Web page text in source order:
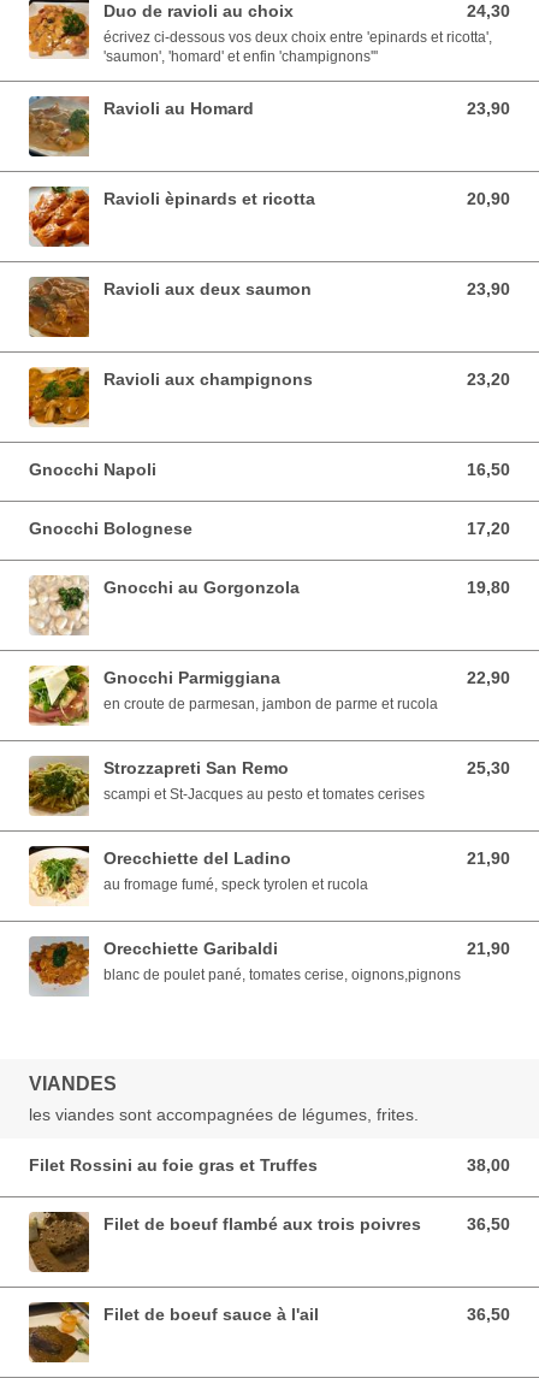
Duo de ravioli au choix 24,30
24,30 EUR
écrivez ci-dessous vos deux choix entre 'epinards et ricotta',
'saumon', 'homard' et enfin 'champignons'''
Ravioli au Homard 23,90
23,90 EUR
Ravioli èpinards et ricotta 20,90
20,90 EUR
Ravioli aux deux saumon 23,90
23,90 EUR
Ravioli aux champignons 23,20
23,20 EUR
Gnocchi Napoli 16,50
16,50 EUR
Gnocchi Bolognese 17,20
17,20 EUR
Gnocchi au Gorgonzola 19,80
19,80 EUR
Gnocchi Parmiggiana 22,90
22,90 EUR
en croute de parmesan, jambon de parme et rucola
Strozzapreti San Remo 25,30
25,30 EUR
scampi et St-Jacques au pesto et tomates cerises
Orecchiette del Ladino 21,90
21,90 EUR
au fromage fumé, speck tyrolen et rucola
Orecchiette Garibaldi 21,90
21,90 EUR
blanc de poulet pané, tomates cerise, oignons,pignons
VIANDES
les viandes sont accompagnées de légumes, frites.
Filet Rossini au foie gras et Truffes 38,00
38,00 EUR
Filet de boeuf flambé aux trois poivres 36,50
36,50 EUR
Filet de boeuf sauce à l'ail 36,50
36,50 EUR